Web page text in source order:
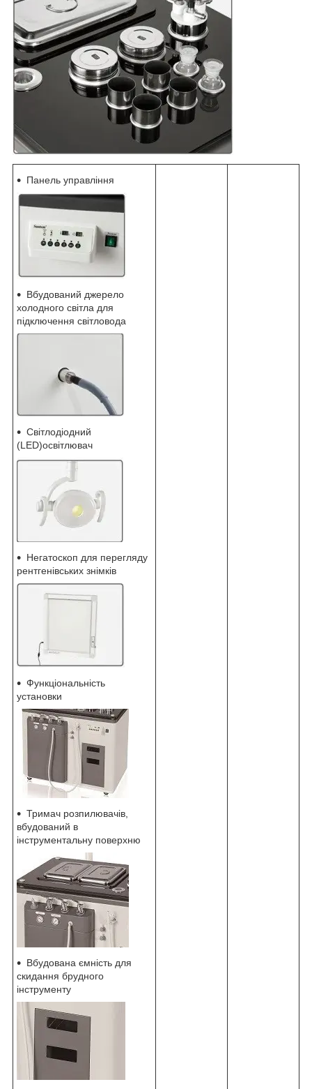
Панель управління
Вбудований джерело
холодного світла для
підключення світловода
Світлодіодний
(LED)освітлювач
Негатоскоп для перегляду
рентгенівських знімків
Функціональність
установки
Тримач розпилювачів,
вбудований в
інструментальну поверхню
Вбудована ємність для
скидання брудного
інструменту